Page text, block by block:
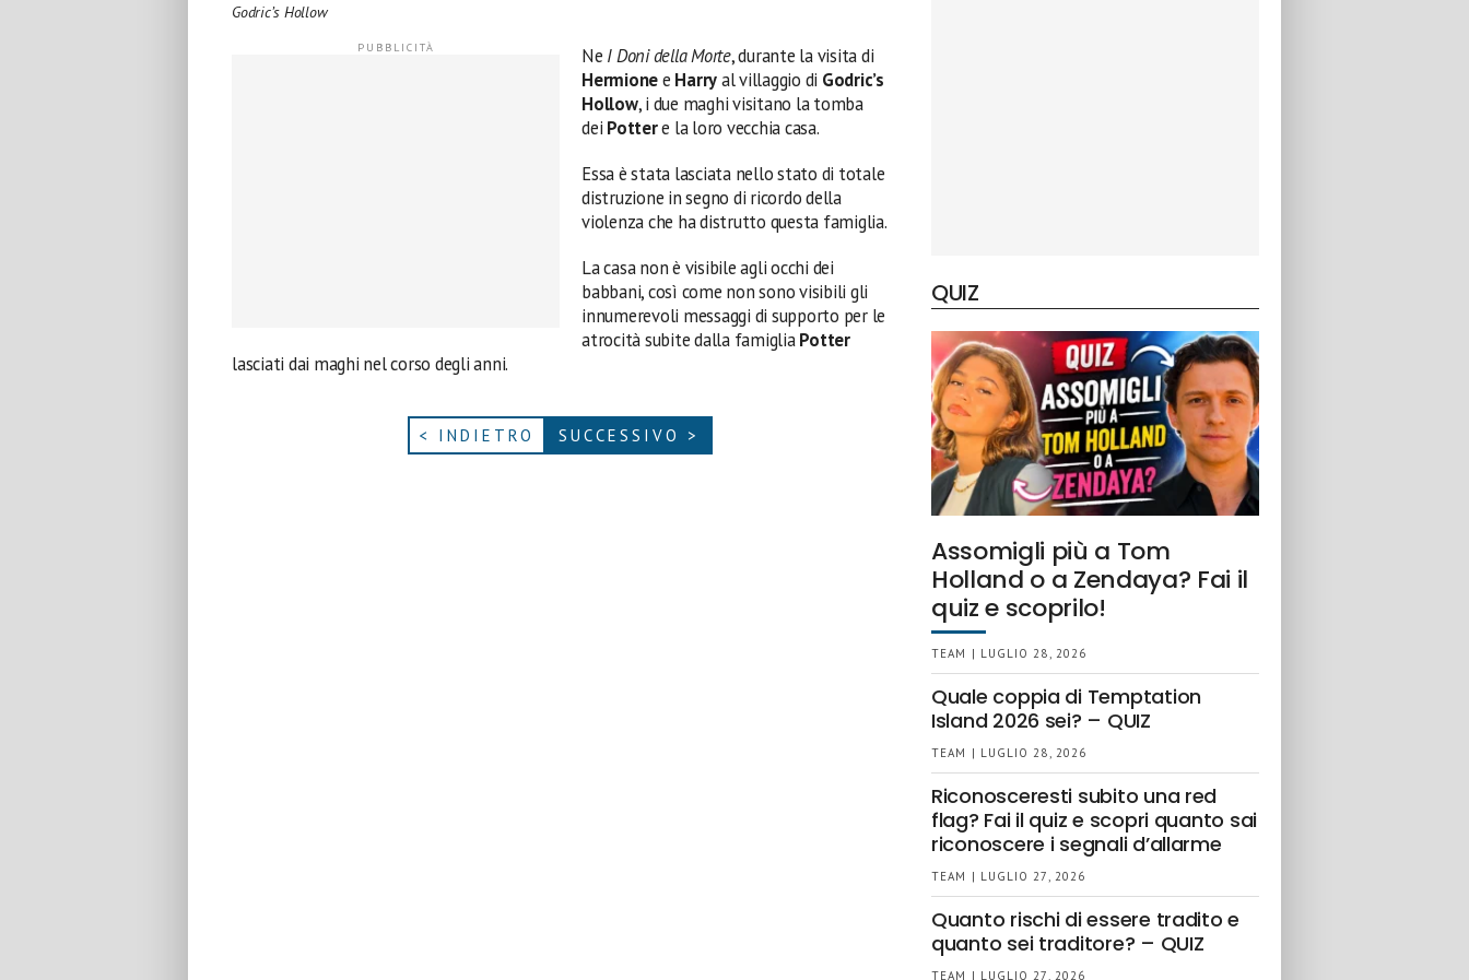
Godric’s Hollow
Ne I Doni della Morte, durante la visita di
Hermionee Harryal villaggio di Godric’s
Hollow, i due maghi visitano la tomba
dei Pottere la loro vecchia casa.
Essa è stata lasciata nello stato di totale
distruzione in segno di ricordo della
violenza che ha distrutto questa famiglia.
La casa non è visibile agli occhi dei
babbani, così come non sono visibili gli
innumerevoli messaggi di supporto per le
atrocità subite dalla famigliaPotter
lasciati dai maghi nel corso degli anni.
< INDIETRO SUCCESSIVO >
QUIZ
Assomigli più a Tom
Holland o a Zendaya? Fai il
quiz e scoprilo!
TEAM | LUGLIO 28, 2026
Quale coppia di Temptation
Island 2026 sei? – QUIZ
TEAM | LUGLIO 28, 2026
Riconosceresti subito una red
flag? Fai il quiz e scopri quanto sai
riconoscere i segnali d’allarme
TEAM | LUGLIO 27, 2026
Quanto rischi di essere tradito e
quanto sei traditore? – QUIZ
TEAM | LUGLIO 27, 2026